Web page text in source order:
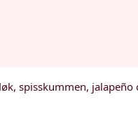
spisskummen, jalapeño